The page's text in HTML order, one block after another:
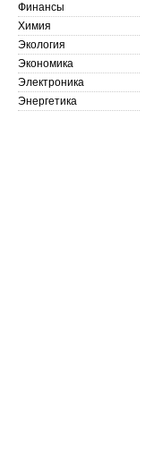
Финансы
Химия
Экология
Экономика
Электроника
Энергетика